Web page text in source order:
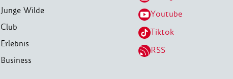
Junge Wilde
Club
Erlebnis
Business
Youtube
Tiktok
RSS